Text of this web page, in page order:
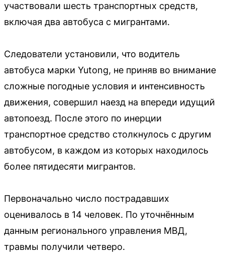
участвовали шесть транспортных средств,
включая два автобуса с мигрантами.
Следователи установили, что водитель
автобуса марки Yutong, не приняв во внимание
сложные погодные условия и интенсивность
движения, совершил наезд на впереди идущий
автопоезд. После этого по инерции
транспортное средство столкнулось с другим
автобусом, в каждом из которых находилось
более пятидесяти мигрантов.
Первоначально число пострадавших
оценивалось в 14 человек. По уточнённым
данным регионального управления МВД,
травмы получили четверо.